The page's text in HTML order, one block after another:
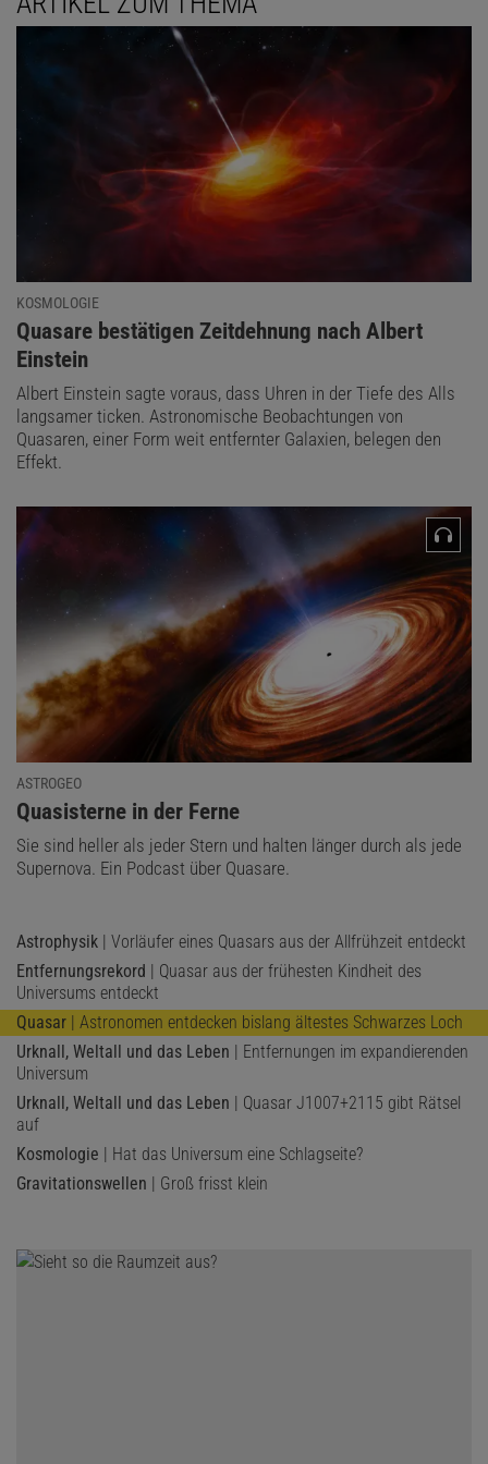
dass nicht eine Gravitationslinse oder ein Vordergrundobjekt einen
Doppelquasar nur vortäuschten, setzte die Gruppe um Matsuoka
die beiden Großteleskope Gemini North und Subaru ein, die sich
beide auf dem Mauna Kea in Hawaii befinden. Anhand ihrer
Spektren ließ sich dann zweifelsfrei feststellen, dass es sich
wirklich um einen Doppelquasar handelt.
Das könnte Sie auch interessieren:
Wie entstand das Universum?
Diesen Artikel empfehlen:
ist promovierter Geochemiker und Redakteur für Astronomie.
KOSMOLOGIE
:
Quasare bestätigen Zeitdehnung nach Albert
Einstein
Albert Einstein sagte voraus, dass Uhren in der Tiefe des Alls
langsamer ticken. Astronomische Beobachtungen von
Quasaren, einer Form weit entfernter Galaxien, belegen den
Effekt.
ASTROGEO
:
Quasisterne in der Ferne
Sie sind heller als jeder Stern und halten länger durch als jede
Supernova. Ein Podcast über Quasare.
Astrophysik | Vorläufer eines Quasars aus der Allfrühzeit entdeckt
Entfernungsrekord
| Quasar aus der frühesten Kindheit des
Universums entdeckt
Quasar | Astronomen entdecken bislang ältestes Schwarzes Loch
Urknall, Weltall und das Leben | Entfernungen im expandierenden
Universum
Urknall, Weltall und das Leben | Quasar J1007+2115 gibt Rätsel
auf
Kosmologie | Hat das Universum eine Schlagseite?
Gravitationswellen | Groß frisst klein